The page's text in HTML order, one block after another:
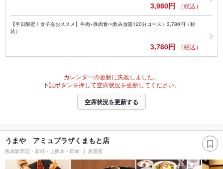
3,980円 （税込）
【平日限定！女子会おススメ】牛肉×豚肉食べ飲み放題120分コース）3,780円（税
込）
3,780円 （税込）
カレンダーの更新に失敗しました。
下記ボタンを押して空席状況を更新してください。
空席状況を更新する
うまや アミュプラザくまもと店
熊本駅周辺・新町・上熊本・田崎 居酒屋